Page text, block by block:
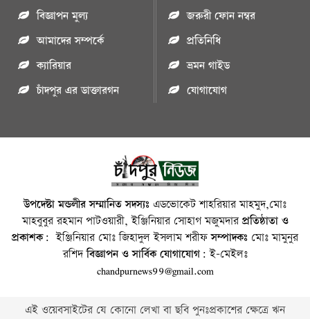
বিজ্ঞাপন মুল্য
আমাদের সম্পর্কে
ক্যারিয়ার
চাঁদপুর এর ডাক্তারগন
জরুরী ফোন নম্বর
প্রতিনিধি
ভ্রমন গাইড
যোগাযোগ
উপদেষ্টা মন্ডলীর সম্মানিত সদস্যঃ এডভোকেট শাহরিয়ার মাহমুদ,মোঃ
মাহবুবুর রহমান পাটওয়ারী, ইঞ্জিনিয়ার সোহাগ মজুমদারপ্রতিষ্ঠাতা ও
প্রকাশক: ইঞ্জিনিয়ার মোঃ জিহাদুল ইসলাম শরীফসম্পাদকঃ মোঃ মামুনুর
রশিদবিজ্ঞাপন ও সার্বিক যোগাযোগ: ই-মেইলঃ
chandpurnews99@gmail.com
এই ওয়েবসাইটের যে কোনো লেখা বা ছবি পুনঃপ্রকাশের ক্ষেত্রে ঋন